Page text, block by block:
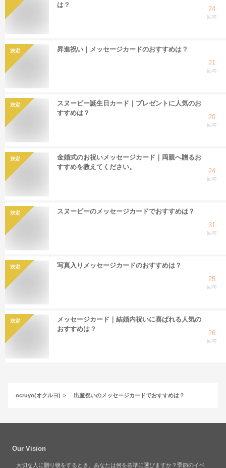
は？
24
回答
決定
昇進祝い｜メッセージカードのおすすめは？
21
回答
決定
スヌーピー誕生日カード｜プレゼントに人気のお
すすめは？
20
回答
決定
金婚式のお祝いメッセージカード｜両親へ贈るお
すすめを教えてください。
24
回答
決定
スヌーピーのメッセージカードでおすすめは？
31
回答
決定
写真入りメッセージカードのおすすめは？
25
回答
決定
メッセージカード｜結婚内祝いに喜ばれる人気の
おすすめは？
26
回答
ocruyo(オクルヨ) 出産祝いのメッセージカードでおすすめは？
Our Vision
大切な人に贈り物をするとき、あなたは何を基準に選びますか？季節のイベ